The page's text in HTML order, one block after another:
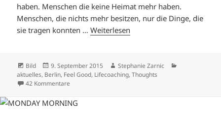
haben. Menschen die keine Heimat mehr haben.
Menschen, die nichts mehr besitzen, nur die Dinge, die
sie tragen konnten …Weiterlesen
Format
Bild
Veröffentlicht
am
9. September 2015 Autor
Stephanie Zarnic
aktuelles, Berlin, Feel Good, Lifecoaching,Thoughts
42 Kommentare